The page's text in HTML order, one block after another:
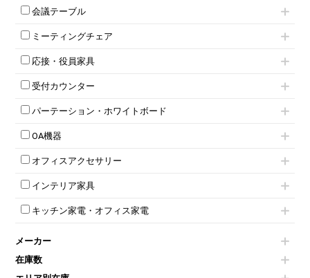
両開きキャビネット
上下連結キャビネット
軽量ラック（スチールラック）
収納家具その他
両開書庫
ラテラル書庫
1人用ロッカー
2人用ロッカー
3人用ロッカー
5人用ロッカー
8人用ロッカー
多人数ロッカー
ダイヤル錠ロッカー
ダイヤル錠ロッカー
ワードローブ・クローゼット
会議テーブル
ミーティングテーブル
スタッキングテーブル
ネスティングテーブル
カウンターテーブル
T字脚テーブル
会議テーブルW1200～
会議テーブルW1800～
平行スタックテーブル
会議テーブルその他
ミーティングチェア
キャスター付きミーティングチェア
スタッキングミーティングチェア
テーブル付きミーティングチェア
折りたたみミーティングチェア
ハイチェア
ミーティングチェアその他
応接・役員家具
応接セット
応接ソファ
応接チェア
応接・役員家具その他
受付カウンター
ハイカウンター
ローカウンター
ラウンジカウンター
パーテーション・ホワイトボード
パーテーション
自立タイプパーテーション
パーテーションその他
壁掛けホワイトボード
ホワイトボードその他
OA機器
電話機（ビジネスフォン）
シュレッダー
スクリーン
その他OA機器
オフィスアクセサリー
チェア用台車
演台・講演台・演説台
防音パネル
コートハンガー・ポールハンガー
傘立て
食器棚・キッチンキャビネット
インテリア家具
モールドチェア
ダイニングチェア
カウンターテーブル
センターテーブル・サイドテーブル
キッチン家電・オフィス家電
冷蔵庫・洗濯機
空気清浄機・加湿器
メーカー
在庫数